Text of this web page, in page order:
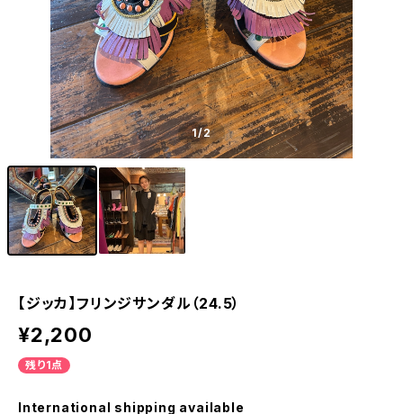
1/2
【ジッカ】フリンジサンダル（24.5）
¥2,200
残り1点
International shipping available